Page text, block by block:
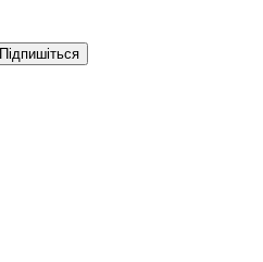
Підпишіться